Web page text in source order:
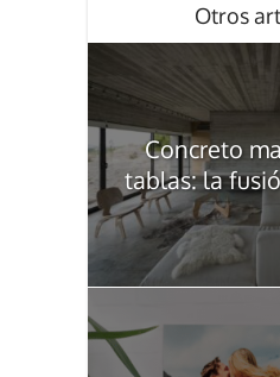
Otros
Concreto
tablas: la